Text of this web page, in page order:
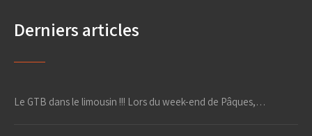
Derniers articles
Le GTB dans le limousin !!! Lors du week-end de Pâques,…